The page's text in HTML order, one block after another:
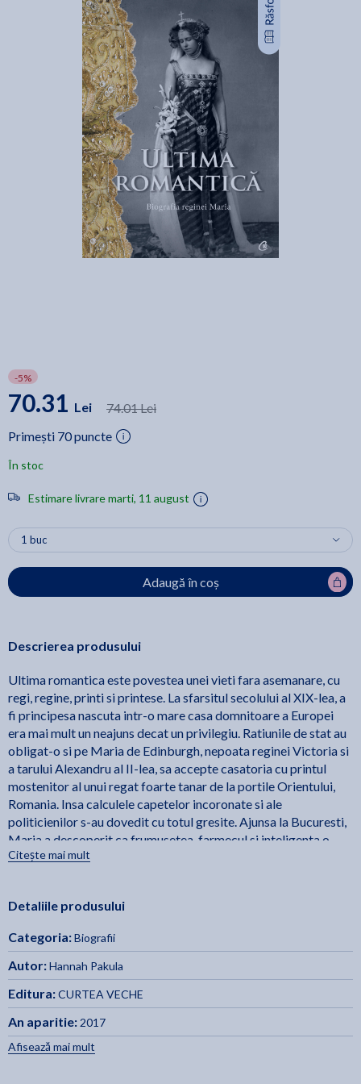
-5%
70.31 Lei
74.01 Lei
Primești 70 puncte
În stoc
Estimare livrare marti, 11 august
Adaugă în coș
Descrierea produsului
Ultima romantica este povestea unei vieti fara asemanare, cu
regi, regine, printi si printese. La sfarsitul secolului al XIX-lea, a
fi principesa nascuta intr-o mare casa domnitoare a Europei
era mai mult un neajuns decat un privilegiu. Ratiunile de stat au
obligat-o si pe Maria de Edinburgh, nepoata reginei Victoria si
a tarului Alexandru al II-lea, sa accepte casatoria cu printul
mostenitor al unui regat foarte tanar de la portile Orientului,
Romania. Insa calculele capetelor incoronate si ale
politicienilor s-au dovedit cu totul gresite. Ajunsa la Bucuresti,
Maria a descoperit ca frumusetea, farmecul si inteligenta o
indreptatesc sa joace un rol mai important si mai folositor
Romaniei in anii grei ai Primului Razboi Mondial, fie mergand
diplomatiilor occidentale. Ca femeie, a avut pasiuni si deceptii,
trebuind sa lupte cu prejudecatile epocii sale. Ca mama, a fost
implinita si a indurat si durerea pierderii unui fiu. Ca scriitoare, a
cunoscut succesul in tara ei si in intreaga lume. Ca
personalitate, iradianta si excentrica, a fost favorita presei
internationale, care a rasfatat-o cu superlative. Ca personaj
istoric, a invins uitarea, chiar si in timpurile in care in patria sa
Citește mai mult
Detaliile produsului
Categoria:Biografii
Autor:Hannah Pakula
Editura:CURTEA VECHE
An aparitie: 2017
Afisează mai mult